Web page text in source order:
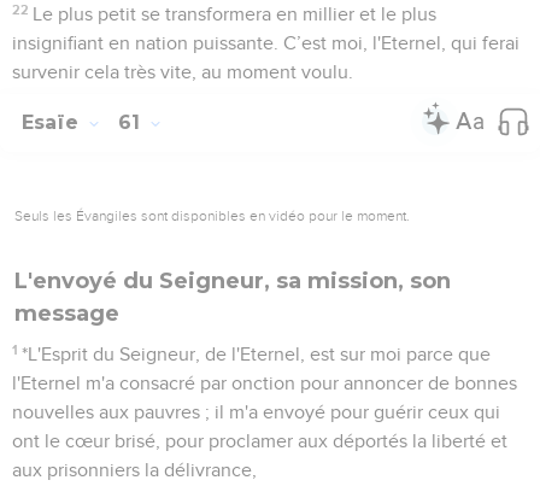
22 Le plus petit se transformera en millier et le plus
insignifiant en nation puissante. C’est moi, l'Eternel, qui ferai
survenir cela très vite, au moment voulu.
Esaïe 61
Seuls les Évangiles sont disponibles en vidéo pour le moment.
L'envoyé du Seigneur, sa mission, son
message
1 *L'Esprit du Seigneur, de l'Eternel, est sur moi parce que
l'Eternel m'a consacré par onction pour annoncer de bonnes
nouvelles aux pauvres ; il m'a envoyé pour guérir ceux qui
ont le cœur brisé, pour proclamer aux déportés la liberté et
aux prisonniers la délivrance,